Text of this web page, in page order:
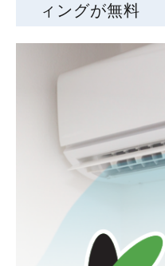
ィングが無料